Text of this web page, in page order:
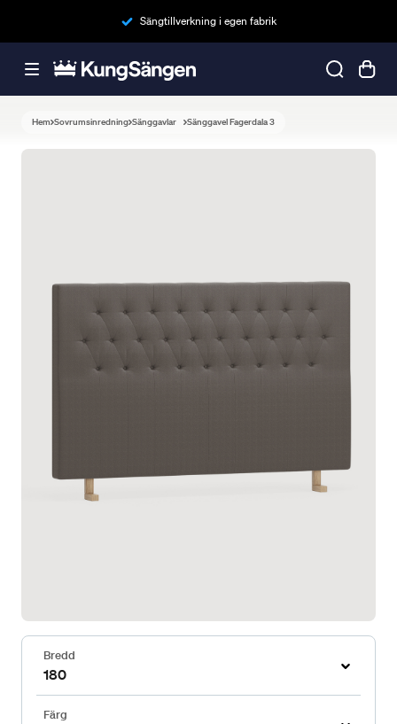
Sängtillverkning i egen fabrik
Hem Sovrumsinredning Sänggavlar Sänggavel Fagerdala 3
Bredd
180
Färg